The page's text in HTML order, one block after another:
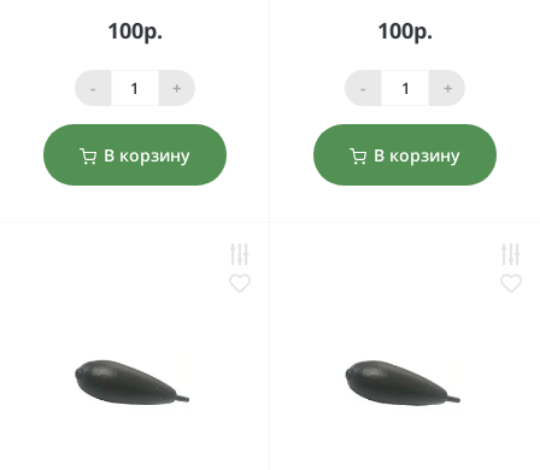
100р.
- +
В корзину
100р.
- +
В корзину